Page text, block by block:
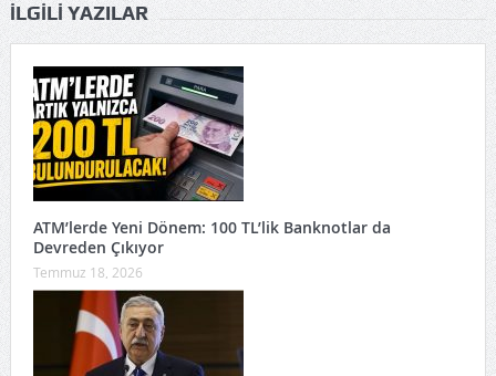
İLGILI YAZILAR
ATM’lerde Yeni Dönem: 100 TL’lik Banknotlar da
Devreden Çıkıyor
Temmuz 18, 2026